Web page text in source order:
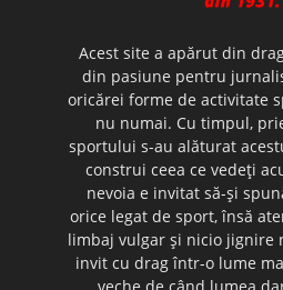
Acest site a apărut din
din pasiune pentru
oricărei forme de activitate
nu numai. Cu timpul,
sportului s-au alăturat
construi ceea ce vedeţi
nevoia e invitat să-şi
orice legat de sport, însă
limbaj vulgar şi nicio jignire
invit cu drag într-o lume